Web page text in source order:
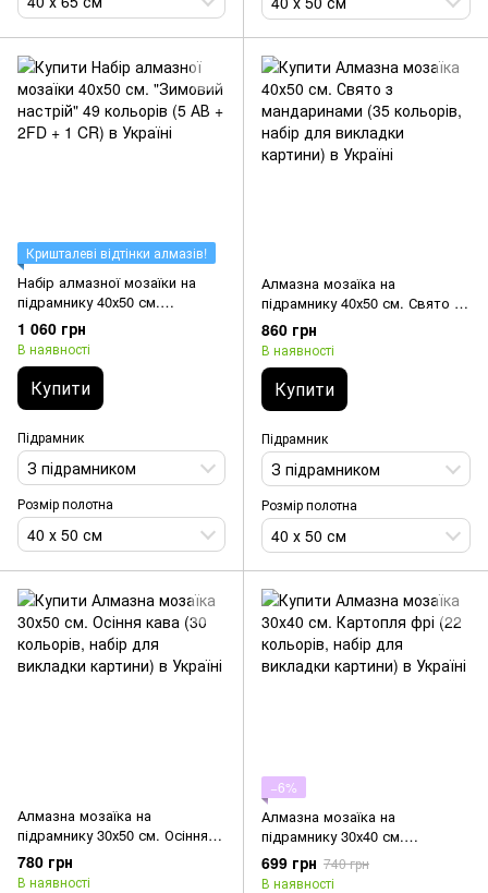
Кришталеві відтінки алмазів!
Набір алмазної мозаїки на
підрамнику 40х50 см.
"Зимовий настрій" 49
кольорів (5 АВ + 2FD + 1 CR)
1 060 грн
В наявності
Купити
Підрамник
З підрамником
Розмір полотна
40 х 50 см
Алмазна мозаїка на
підрамнику 40х50 см. Свято з
мандаринами (35 кольорів,
набір для викладки картини)
860 грн
В наявності
Купити
Підрамник
З підрамником
Розмір полотна
40 х 50 см
Алмазна мозаїка на
підрамнику 30х50 см. Осіння
кава (30 кольорів, набір для
викладки картини)
780 грн
В наявності
−6%
Алмазна мозаїка на
підрамнику 30х40 см.
Картопля фрі (22 кольорів,
набір для викладки картини)
699 грн 740 грн
В наявності